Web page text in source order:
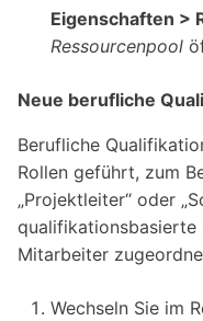
Eigenschaften >
Ressourcenpool
Neue berufliche
Berufliche
Rollen geführt, zum
„Projektleiter“ oder
qualifikationsbasierte
Mitarbeiter
Wechseln Sie im